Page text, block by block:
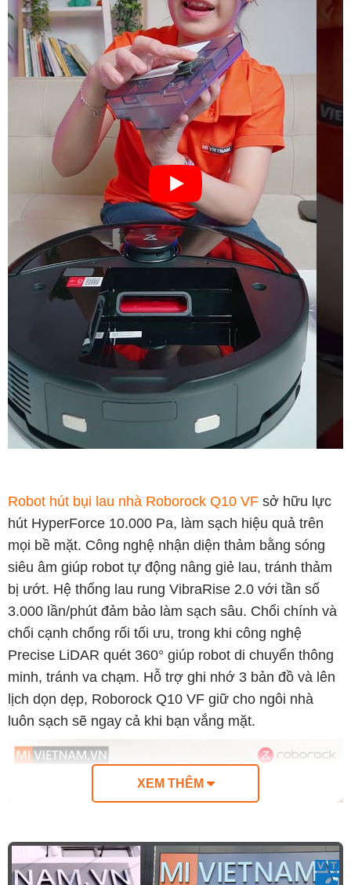
Robot hút bụi lau nhà Roborock Q10 VF sở hữu lực
hút HyperForce 10.000 Pa, làm sạch hiệu quả trên
mọi bề mặt. Công nghệ nhận diện thảm bằng sóng
siêu âm giúp robot tự động nâng giẻ lau, tránh thảm
bị ướt. Hệ thống lau rung VibraRise 2.0 với tần số
3.000 lần/phút đảm bảo làm sạch sâu. Chổi chính và
chổi cạnh chống rối tối ưu, trong khi công nghệ
Precise LiDAR quét 360° giúp robot di chuyển thông
minh, tránh va chạm. Hỗ trợ ghi nhớ 3 bản đồ và lên
lịch dọn dẹp, Roborock Q10 VF giữ cho ngôi nhà
luôn sạch sẽ ngay cả khi bạn vắng mặt.
XEM THÊM